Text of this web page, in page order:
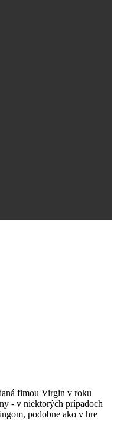
fimou Virgin v roku
- v niektorých prípadoch
podobne ako v hre